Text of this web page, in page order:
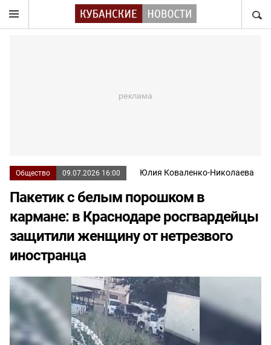
Общество 09.07.2026 16:00 Юлия Коваленко-Николаева
Пакетик с белым порошком в
кармане: в Краснодаре росгвардейцы
защитили женщину от нетрезвого
иностранца